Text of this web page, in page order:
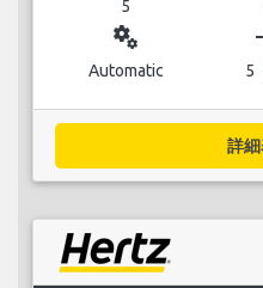
5
miscellaneous_services
Automatic 5
詳